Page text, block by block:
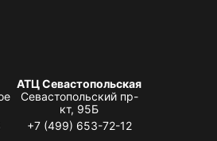
АТЦ Севастопольская
Севастопольский пр-
кт, 95Б
+7 (499) 653-72-12